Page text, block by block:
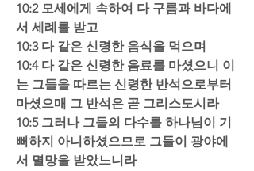
10:2 모세에게 속하여 다 구름과 바다에
서 세례를 받고
10:3 다 같은 신령한 음식을 먹으며
10:4 다 같은 신령한 음료를 마셨으니 이
는 그들을 따르는 신령한 반석으로부터
마셨으매 그 반석은 곧 그리스도시라
10:5 그러나 그들의 다수를 하나님이 기
뻐하지 아니하셨으므로 그들이 광야에
서 멸망을 받았느니라